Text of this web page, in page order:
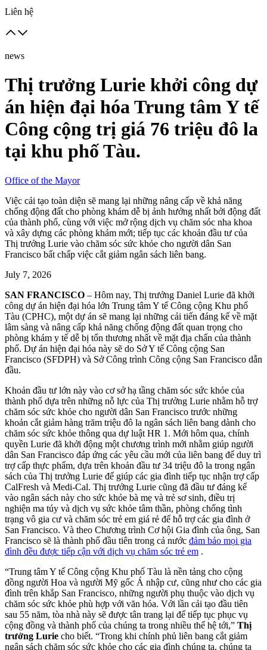
Liên hệ
news
Thị trưởng Lurie khởi công dự
án hiện đại hóa Trung tâm Y tế
Công cộng trị giá 76 triệu đô la
tại khu phố Tàu.
Office of the Mayor
Việc cải tạo toàn diện sẽ mang lại những nâng cấp về khả năng
chống động đất cho phòng khám dễ bị ảnh hưởng nhất bởi động đất
của thành phố, cùng với việc mở rộng dịch vụ chăm sóc nha khoa
và xây dựng các phòng khám mới; tiếp tục các khoản đầu tư của
Thị trưởng Lurie vào chăm sóc sức khỏe cho người dân San
Francisco bất chấp việc cắt giảm ngân sách liên bang.
July 7, 2026
SAN FRANCISCO – Hôm nay, Thị trưởng Daniel Lurie đã khởi
công dự án hiện đại hóa lớn Trung tâm Y tế Công cộng Khu phố
Tàu (CPHC), một dự án sẽ mang lại những cải tiến đáng kể về mặt
lâm sàng và nâng cấp khả năng chống động đất quan trọng cho
phòng khám y tế dễ bị tổn thương nhất về mặt địa chấn của thành
phố. Dự án hiện đại hóa này sẽ do Sở Y tế Công cộng San
Francisco (SFDPH) và Sở Công trình Công cộng San Francisco dẫn
đầu.
Khoản đầu tư lớn này vào cơ sở hạ tầng chăm sóc sức khỏe của
thành phố dựa trên những nỗ lực của Thị trưởng Lurie nhằm hỗ trợ
chăm sóc sức khỏe cho người dân San Francisco trước những
khoản cắt giảm hàng trăm triệu đô la ngân sách liên bang dành cho
chăm sóc sức khỏe thông qua dự luật HR 1. Mới hôm qua, chính
quyền Lurie đã khởi động một chương trình mới nhằm giúp người
dân San Francisco đáp ứng các yêu cầu mới của liên bang để duy trì
trợ cấp thực phẩm, dựa trên khoản đầu tư 34 triệu đô la trong ngân
sách của Thị trưởng Lurie để giúp các gia đình tiếp tục nhận trợ cấp
CalFresh và Medi-Cal. Thị trưởng Lurie cũng đã đầu tư đáng kể
vào ngân sách này cho sức khỏe bà mẹ và trẻ sơ sinh, điều trị
nghiện ma túy và dịch vụ sức khỏe tâm thần, phòng chống tình
trạng vô gia cư và chăm sóc trẻ em giá rẻ để hỗ trợ các gia đình ở
San Francisco. Và theo Chương trình Cơ hội Gia đình của ông, San
Francisco sẽ là thành phố đầu tiên trong cả nước đảm bảo mọi gia
đình đều được tiếp cận với dịch vụ chăm sóc trẻ em .
“Trung tâm Y tế Công cộng Khu phố Tàu là nền tảng cho cộng
đồng người Hoa và người Mỹ gốc Á nhập cư, cũng như cho các gia
đình trên khắp San Francisco, những người phụ thuộc vào dịch vụ
chăm sóc sức khỏe phù hợp với văn hóa. Với lần cải tạo đầu tiên
sau 55 năm, tòa nhà này sẽ được tân trang lại để tiếp tục phục vụ
cộng đồng và thành phố của chúng ta trong nhiều thế hệ tới,” Thị
trưởng Lurie cho biết. “Trong khi chính phủ liên bang cắt giảm
ngân sách chăm sóc sức khỏe cho các gia đình chúng ta, chúng ta